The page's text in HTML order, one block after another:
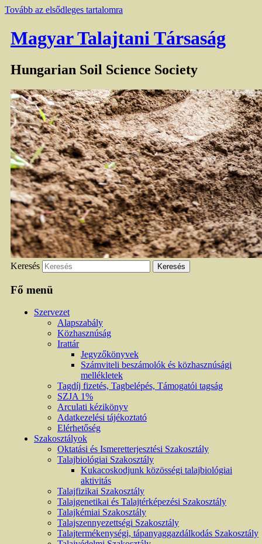
Tovább az elsődleges tartalomra
Magyar Talajtani Társaság
Hungarian Soil Science Society
Keresés
Fő menü
Szervezet
Alapszabály
Közhasznúság
Irattár
Jegyzőkönyvek
Számviteli beszámolók és közhasznúsági
mellékletek
Tagdíj fizetés, Tagbelépés, Támogatói tagság
SZJA 1%
Arculati kézikönyv
Adatkezelési tájékoztató
Elérhetőség
Szakosztályok
Oktatási és Ismeretterjesztési Szakosztály
Talajbiológiai Szakosztály
Kukacoskodjunk közösségi talajbiológiai
aktivitás
Talajfizikai Szakosztály
Talajgenetikai és Talajtérképezési Szakosztály
Talajkémiai Szakosztály
Talajszennyezettségi Szakosztály
Talajtermékenységi, tápanyaggazdálkodás Szakosztály